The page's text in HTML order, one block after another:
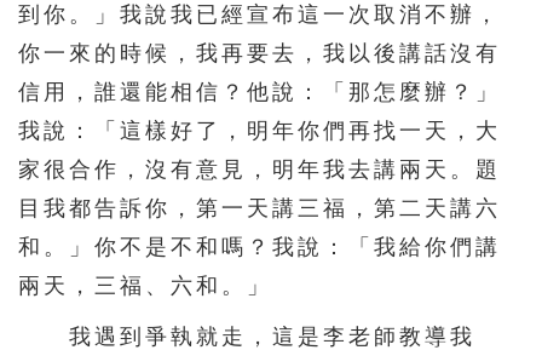
到你。」我說我已經宣布這一次取消不辦，
你一來的時候，我再要去，我以後講話沒有
信用，誰還能相信？他說：「那怎麼辦？」
我說：「這樣好了，明年你們再找一天，大
家很合作，沒有意見，明年我去講兩天。題
目我都告訴你，第一天講三福，第二天講六
和。」你不是不和嗎？我說：「我給你們講
兩天，三福、六和。」
我遇到爭執就走，這是李老師教導我